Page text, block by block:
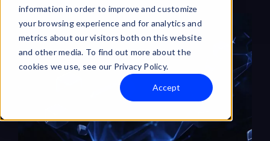
information in order to improve and customize
your browsing experience and for analytics and
metrics about our visitors both on this website
and other media. To find out more about the
cookies we use, see our Privacy Policy.
Accept
View
Larger
Image